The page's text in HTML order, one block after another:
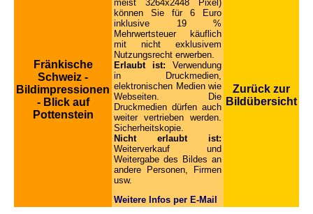
Fränkische
Schweiz -
Bildimpressionen
- Blick auf
Pottenstein
meist 3264x2448 Pixel)
können Sie für 6 Euro
inklusive 19 %
Mehrwertsteuer käuflich
mit nicht exklusivem
Nutzungsrecht erwerben.
Erlaubt ist: Verwendung
in Druckmedien,
elektronischen Medien wie
Webseiten. Die
Druckmedien dürfen auch
weiter vertrieben werden.
Sicherheitskopie.
Nicht erlaubt ist:
Weiterverkauf und
Weitergabe des Bildes an
andere Personen, Firmen
usw.
Weitere Infos per E-Mail
Zurück zur
Bildübersicht